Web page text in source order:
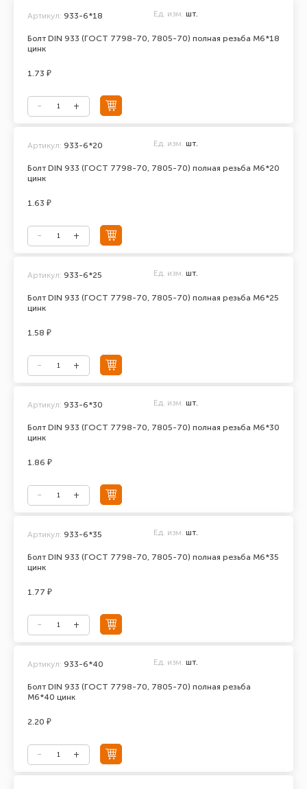
Болт DIN 933 (ГОСТ 7798-70, 7805-70) полная резьба М6*18
цинк
Артикул: 933-6*18 Ед. изм. шт.
1.73 ₽
Болт DIN 933 (ГОСТ 7798-70, 7805-70) полная резьба М6*20
цинк
Артикул: 933-6*20 Ед. изм. шт.
1.63 ₽
Болт DIN 933 (ГОСТ 7798-70, 7805-70) полная резьба М6*25
цинк
Артикул: 933-6*25 Ед. изм. шт.
1.58 ₽
Болт DIN 933 (ГОСТ 7798-70, 7805-70) полная резьба М6*30
цинк
Артикул: 933-6*30 Ед. изм. шт.
1.86 ₽
Болт DIN 933 (ГОСТ 7798-70, 7805-70) полная резьба М6*35
цинк
Артикул: 933-6*35 Ед. изм. шт.
1.77 ₽
Болт DIN 933 (ГОСТ 7798-70, 7805-70) полная резьба
М6*40 цинк
Артикул: 933-6*40 Ед. изм. шт.
2.20 ₽